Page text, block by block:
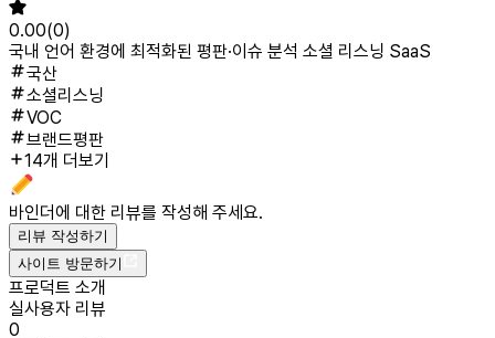
0.00(0)
국내 언어 환경에 최적화된 평판·이슈 분석 소셜 리스닝 SaaS
국산
소셜리스닝
VOC
브랜드평판
14개 더보기
바인더에 대한 리뷰를 작성해 주세요.
리뷰 작성하기
사이트 방문하기
프로덕트 소개
실사용자 리뷰
0